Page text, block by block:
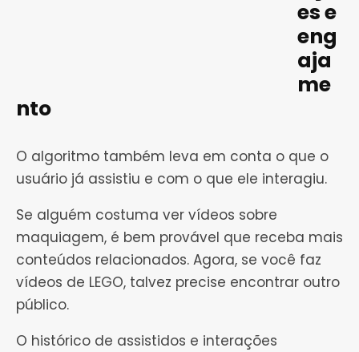
es e
eng
aja
me
nto
O algoritmo também leva em conta o que o
usuário já assistiu e com o que ele interagiu.
Se alguém costuma ver vídeos sobre
maquiagem, é bem provável que receba mais
conteúdos relacionados. Agora, se você faz
vídeos de LEGO, talvez precise encontrar outro
público.
O histórico de assistidos e interações